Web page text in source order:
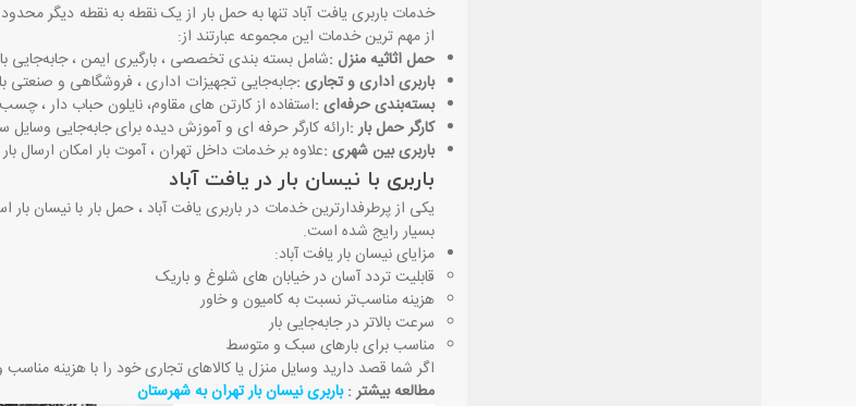
خدمات باربری یافت آباد تنها به حمل بار از یک نقطه به نقطه دیگر
از مهم ‌ترین خدمات این مجموعه عبارتند از:
حمل اثاثیه منزل :شامل بسته ‌بندی تخصصی ، بارگیری ایمن ، جابه‌جایی
باربری اداری و تجاری :جابه‌جایی تجهیزات اداری ، فروشگاهی و صنعتی
بسته‌بندی حرفه‌ای :استفاده از کارتن ‌های مقاوم، نایلون حباب‌ دار ،
کارگر حمل بار:ارائه کارگر حرفه‌ ای و آموزش‌ دیده برای جابه‌جایی
باربری بین شهری :علاوه بر خدمات داخل تهران ، آموت بار امکان ارسال
باربری با نیسان بار در یافت آباد
یکی از پرطرفدارترین خدمات در باربری یافت آباد ، حمل بار با نیسان
بسیار رایج شده است.
مزایای نیسان بار یافت آباد:
قابلیت تردد آسان در خیابان‌ های شلوغ و باریک
هزینه مناسب‌تر نسبت به کامیون و خاور
سرعت بالاتر در جابه‌جایی بار
مناسب برای بارهای سبک و متوسط
اگر شما قصد دارید وسایل منزل یا کالاهای تجاری خود را با هزینه
مطالعه بیشتر :باربری نیسان بار تهران به شهرستان